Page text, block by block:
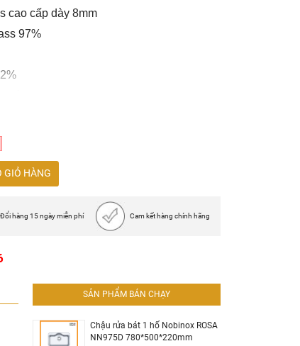
cao cấp dày 8mm
97%
GIỎ HÀNG
Đổi hàng 15 ngày miễn phí Cam kết hàng chính hãng
SẢN PHẨM BÁN CHẠY
Chậu rửa bát 1 hố Nobinox ROSA
NN975D 780*500*220mm